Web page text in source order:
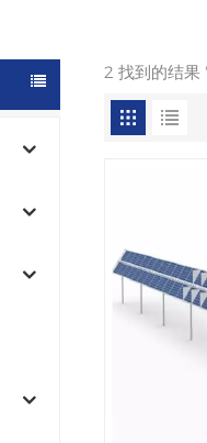
2 找到的结果